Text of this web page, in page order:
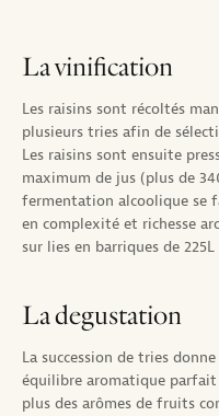
La vinification
Les raisins sont récoltés
plusieurs tries afin de
Les raisins sont ensuite
maximum de jus (plus de
fermentation alcoolique se
en complexité et richesse
sur lies en barriques de
La degustation
La succession de tries
équilibre aromatique
plus des arômes de fruits